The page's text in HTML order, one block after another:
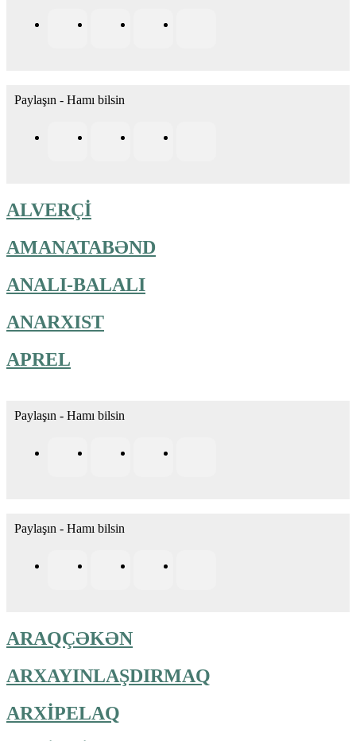
Paylaşın - Hamı bilsin
ALVERÇİ
AMANATABƏND
ANALI-BALALI
ANARXIST
APREL
Paylaşın - Hamı bilsin
Paylaşın - Hamı bilsin
ARAQÇƏKƏN
ARXAYINLAŞDIRMAQ
ARXİPELAQ